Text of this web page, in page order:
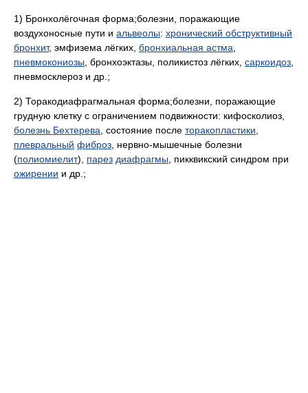
1) Бронхолёгочная форма;болезни, поражающие
воздухоносные пути и альвеолы: хронический обструктивный
бронхит, эмфизема лёгких, бронхиальная астма
пневмокониозы , бронхоэктазы, поликистоз лёгких, саркоидоз
пневмосклероз и др.;
2) Торакодиафрагмальная форма;болезни, поражающие
грудную клетку с ограничением подвижности: кифосколиоз,
болезнь Бехтерева , состояние после торакопластики
плевральный фиброз , нервно-мышечные болезни
(полиомиелит), парез диафрагмы , пикквикский синдром при
ожирении и др.;